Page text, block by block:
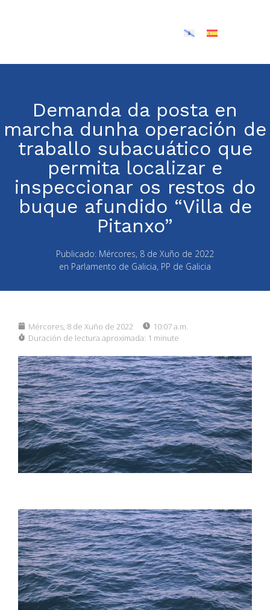
Demanda da posta en
marcha dunha operación de
traballo subacuático que
permita localizar e
inspeccionar os restos do
buque afundido “Villa de
Pitanxo”
Publicado: Mércores, 8 de Xuño de 2022
en Parlamento de Galicia, PP de Galicia
Mércores, 8 de Xuño de 2022
10:07 a.m.
Duración de lectura aproximada: 1 minute